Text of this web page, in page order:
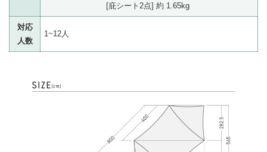
[庇シート2点] 約 1.65kg
対応
人数
1~12人